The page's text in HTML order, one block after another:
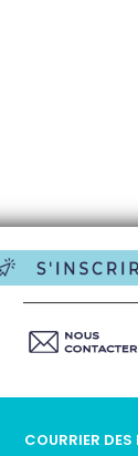
COURRIER DES